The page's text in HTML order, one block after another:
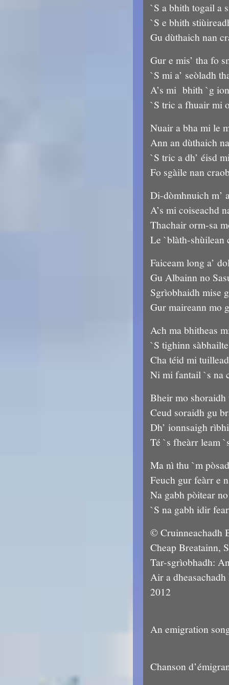
`S a bhith togail a
`S e bhith
Gu dùthaich nan
Gur e mis’ tha fo
`S mi a’ seòladh
A’s mi bhith `g
`S tric a fhuair mi
Nuair a bha mi le
Ann an dùthaich
`S tric a dh’ éisd
Fo sgàile nan
Di-dòmhnuich m’
A’s mi coiseachd
Thachair orm-sa
Le `blàth-shùilean
Faiceam long a’
Gu Albainn no
Sgrìobhaidh mise
Gur maireann mo
Ach ma bhitheas
`S tighinn
Cha téid mi
Ni mi fantail `s na
Bheir mo shoraidh
Ceud soraidh gu
Dh’ ionnsaigh
Té `s fheàrr leam
Ma nì thu `m
Feuch gur feàrr e
Na gabh pòitear
`S na gabh idir
© Cruinneachadh
Cheap Breatainn,
Tar-sgrìobhadh:
Air a
2012
An emigration
Chanson